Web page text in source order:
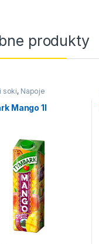
produkty
soki, Napoje
Mango 1l